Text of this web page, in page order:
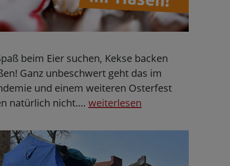
beim Eier suchen, Kekse backen
Ganz unbeschwert geht das im
und einem weiteren Osterfest
natürlich nicht.… weiterlesen